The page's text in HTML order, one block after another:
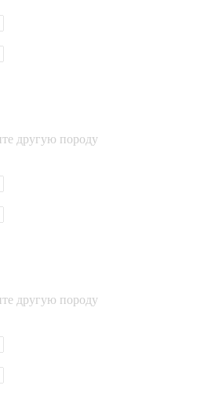
другую породу
другую породу